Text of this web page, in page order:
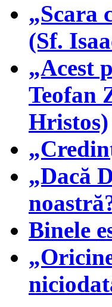
„Scara
(Sf.
„Acest
Teofan
Hristos)
„Dacă
Binele